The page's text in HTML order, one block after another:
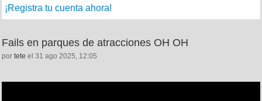
¡Registra tu cuenta ahora!
Fails en parques de atracciones OH OH
por tete el 31 ago 2025, 12:05